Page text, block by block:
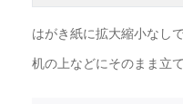
はがき紙に拡大縮小なし
机の上などにそのまま立